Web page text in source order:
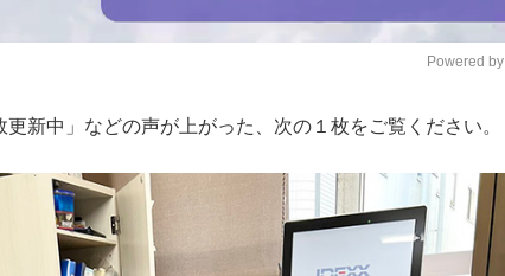
Mute
Powered by
更新中」などの声が上がった、次の１枚をご覧ください。